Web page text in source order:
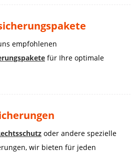
empfohlenen
für Ihre optimale
oder andere spezielle
wir bieten für jeden